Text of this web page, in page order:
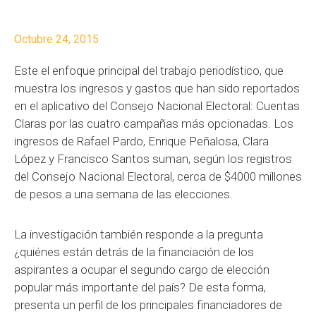
Octubre 24, 2015
Este el enfoque principal del trabajo periodístico, que
muestra los ingresos y gastos que han sido reportados
en el aplicativo del Consejo Nacional Electoral: Cuentas
Claras por las cuatro campañas más opcionadas. Los
ingresos de Rafael Pardo, Enrique Peñalosa, Clara
López y Francisco Santos suman, según los registros
del Consejo Nacional Electoral, cerca de $4000 millones
de pesos a una semana de las elecciones.
La investigación también responde a la pregunta
¿quiénes están detrás de la financiación de los
aspirantes a ocupar el segundo cargo de elección
popular más importante del país? De esta forma,
presenta un perfil de los principales financiadores de